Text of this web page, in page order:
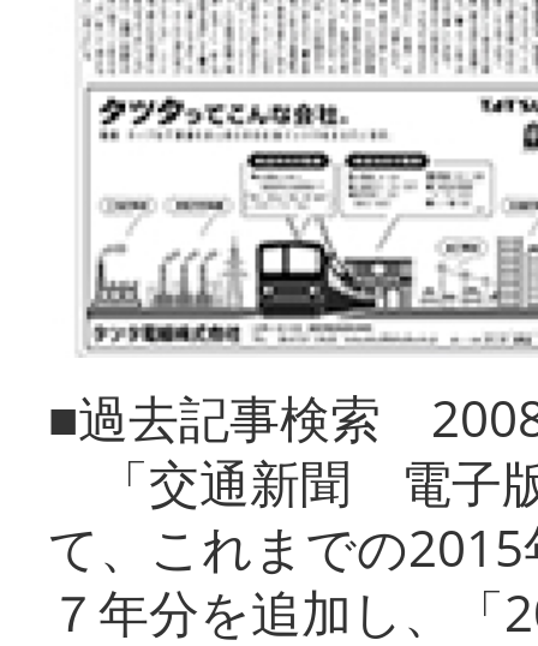
■過去記事検索
「交通新聞 電子
て、これまでの
７年分を追加し、「